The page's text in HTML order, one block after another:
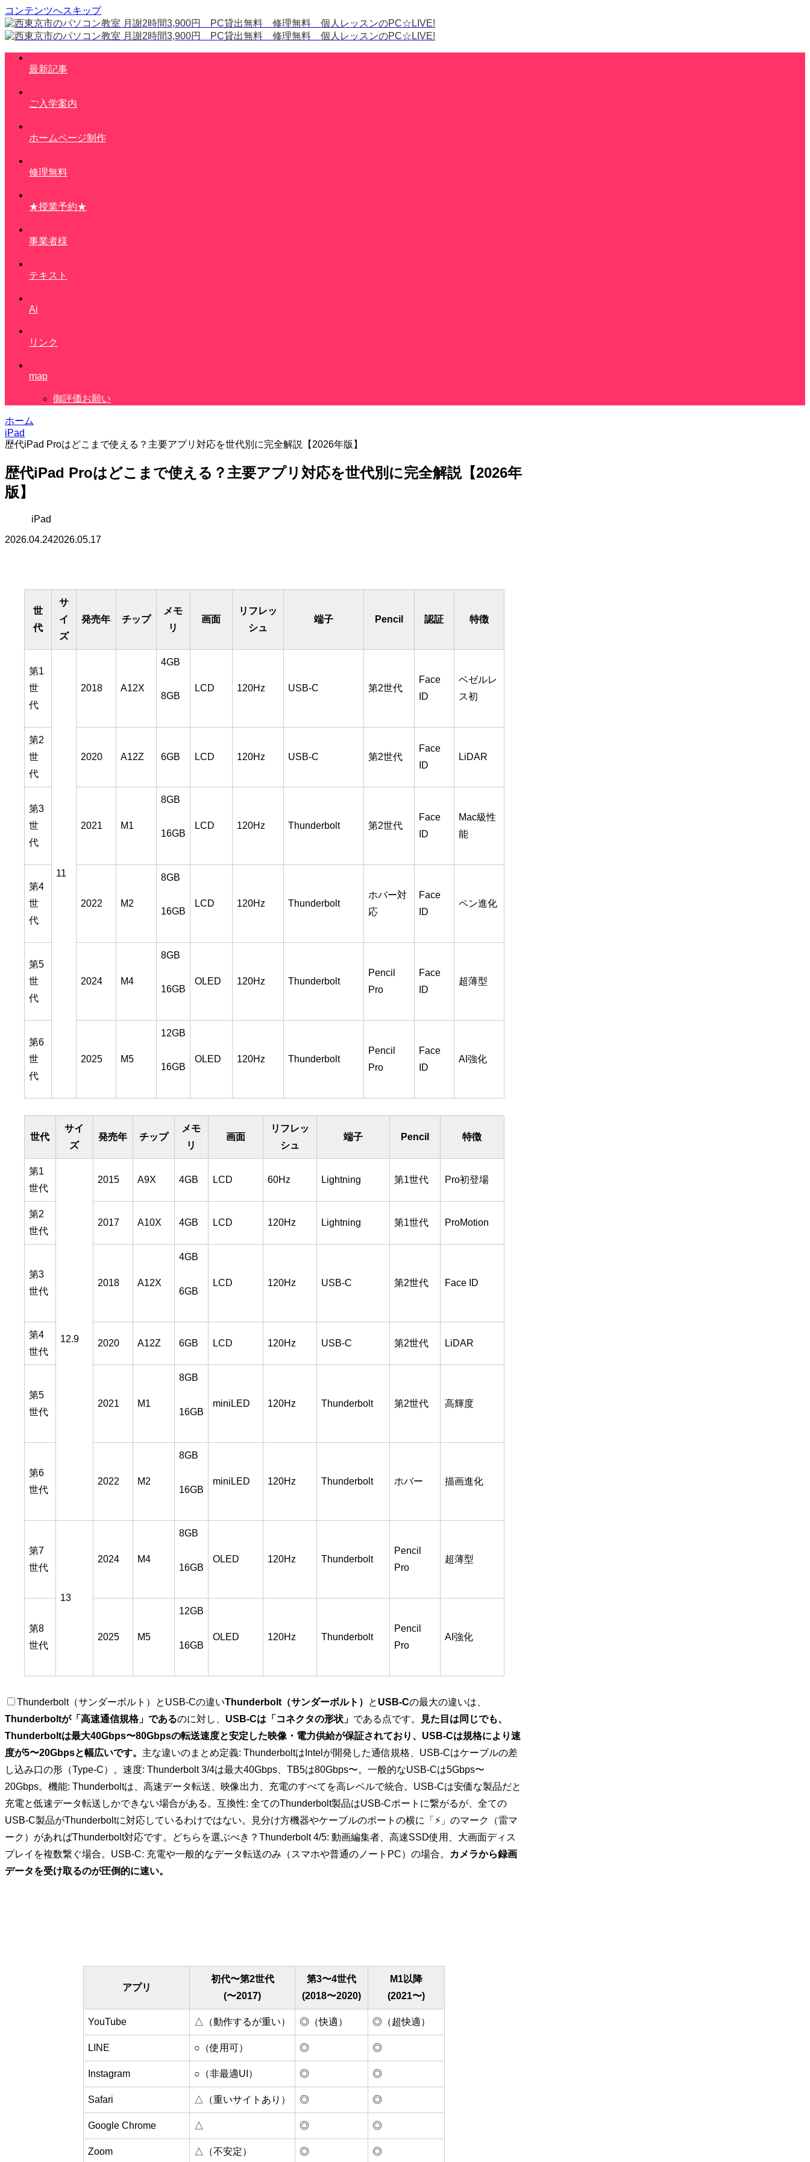
コンテンツへスキップ
最新記事
ご入学案内
ホームページ制作
修理無料
★授業予約★
事業者様
テキスト
Ai
リンク
map
御評価お願い
ホーム
iPad
歴代iPad Proはどこまで使える？主要アプリ対応を世代別に完全解説【2026年版】
歴代iPad Proはどこまで使える？主要アプリ対応を世代別に完全解説【2026年
版】
iPad
2026.04.242026.05.17
世
代
サ
イ
ズ
発売年 チップ
メモ
リ
画面
リフレッ
シュ
端子 Pencil 認証 特徴
第1
世
代
11
2018 A12X
4GB
8GB
LCD 120Hz USB-C 第2世代
Face
ID
ベゼルレ
ス初
第2
世
代
2020 A12Z 6GB LCD 120Hz USB-C 第2世代
Face
ID
LiDAR
第3
世
代
2021 M1
8GB
16GB
LCD 120Hz Thunderbolt 第2世代
Face
ID
Mac級性
能
第4
世
代
2022 M2
8GB
16GB
LCD 120Hz Thunderbolt
ホバー対
応
Face
ID
ペン進化
第5
世
代
2024 M4
8GB
16GB
OLED 120Hz Thunderbolt
Pencil
Pro
Face
ID
超薄型
第6
世
代
2025 M5
12GB
16GB
OLED 120Hz Thunderbolt
Pencil
Pro
Face
ID
AI強化
世代
サイ
ズ
発売年 チップ
メモ
リ
画面
リフレッ
シュ
端子 Pencil 特徴
第1
世代
12.9
2015 A9X 4GB LCD 60Hz Lightning 第1世代 Pro初登場
第2
世代
2017 A10X 4GB LCD 120Hz Lightning 第1世代 ProMotion
第3
世代
2018 A12X
4GB
6GB
LCD 120Hz USB-C 第2世代 Face ID
第4
世代
2020 A12Z 6GB LCD 120Hz USB-C 第2世代 LiDAR
第5
世代
2021 M1
8GB
16GB
miniLED 120Hz Thunderbolt 第2世代 高輝度
第6
世代
2022 M2
8GB
16GB
miniLED 120Hz Thunderbolt ホバー 描画進化
第7
世代
13
2024 M4
8GB
16GB
OLED 120Hz Thunderbolt
Pencil
Pro
超薄型
第8
世代
2025 M5
12GB
16GB
OLED 120Hz Thunderbolt
Pencil
Pro
AI強化
Thunderbolt（サンダーボルト）とUSB-Cの違いThunderbolt（サンダーボルト） と USB-Cの最大の違いは、
Thunderboltが「高速通信規格」であるのに対し、 USB-Cは「コネクタの形状」 である点です。
見た目は同じでも、
Thunderboltは最大40Gbps〜80Gbpsの転送速度と安定した映像・電力供給が保証されており、USB-Cは規格により速
度が5〜20Gbpsと幅広いです。 主な違いのまとめ定義: ThunderboltはIntelが開発した通信規格、USB-Cはケーブルの差
し込み口の形（Type-C）。速度: Thunderbolt 3/4は最大40Gbps、TB5は80Gbps〜。一般的なUSB-Cは5Gbps〜
20Gbps。機能: Thunderboltは、高速データ転送、映像出力、充電のすべてを高レベルで統合。USB-Cは安価な製品だと
充電と低速データ転送しかできない場合がある。互換性: 全てのThunderbolt製品はUSB-Cポートに繋がるが、全ての
USB-C製品がThunderboltに対応しているわけではない。見分け方機器やケーブルのポートの横に「⚡」のマーク（雷マ
ーク）があればThunderbolt対応です。どちらを選ぶべき？Thunderbolt 4/5: 動画編集者、高速SSD使用、大画面ディス
プレイを複数繋ぐ場合。USB-C: 充電や一般的なデータ転送のみ（スマホや普通のノートPC）の場合。
カメラから録画
データを受け取るのが圧倒的に速い。
アプリ
初代〜第2世代
(〜2017)
第3〜4世代
(2018〜2020)
M1以降
(2021〜)
YouTube △（動作するが重い） ◎（快適） ◎（超快適）
LINE ○（使用可） ◎ ◎
Instagram ○（非最適UI） ◎ ◎
Safari △（重いサイトあり） ◎ ◎
Google Chrome △ ◎ ◎
Zoom △（不安定） ◎ ◎